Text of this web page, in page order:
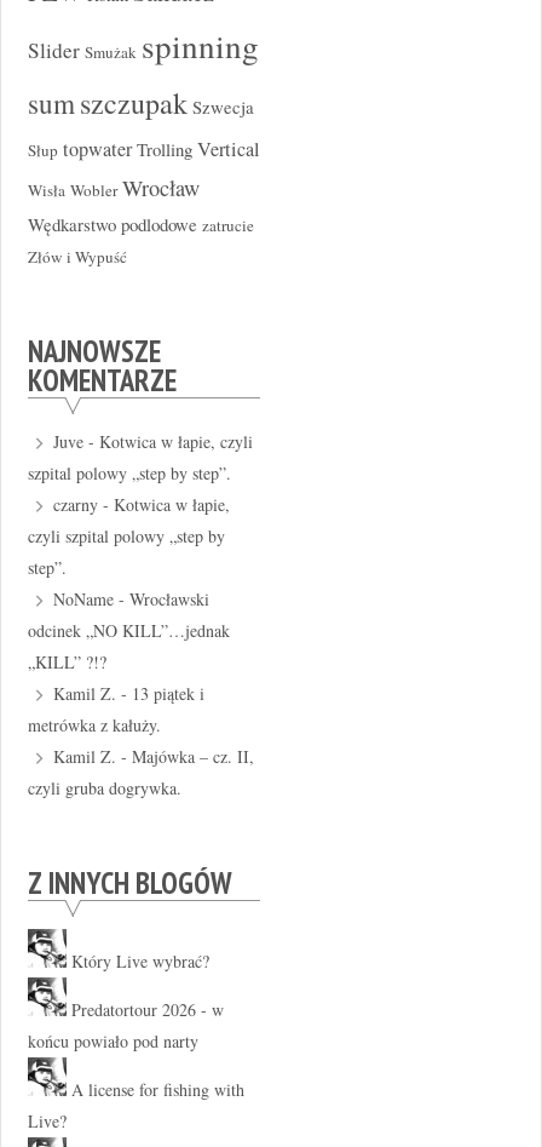
Slider Smużak spinning
sumszczupak Szwecja
Słup topwater Trolling Vertical
Wisła Wobler Wrocław
Wędkarstwo podlodowe zatrucie
Złów i Wypuść
NAJNOWSZE
KOMENTARZE
Juve -Kotwica w łapie, czyli
szpital polowy „step by step”.
czarny -Kotwica w łapie,
czyli szpital polowy „step by
step”.
NoName -Wrocławski
odcinek „NO KILL”…jednak
„KILL” ?!?
Kamil Z. - 13 piątek i
metrówka z kałuży.
Kamil Z. -Majówka – cz. II,
czyli gruba dogrywka.
Z INNYCH BLOGÓW
Który Live wybrać?
Predatortour 2026 - w
końcu powiało pod narty
A license for fishing with
Live?